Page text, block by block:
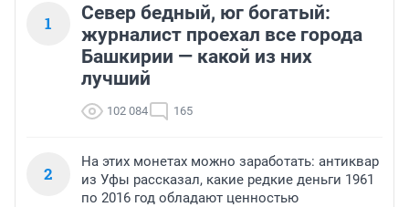
1
Север бедный, юг богатый:
журналист проехал все города
Башкирии — какой из них
лучший
102 084 165
2
На этих монетах можно заработать: антиквар
из Уфы рассказал, какие редкие деньги 1961
по 2016 год обладают ценностью